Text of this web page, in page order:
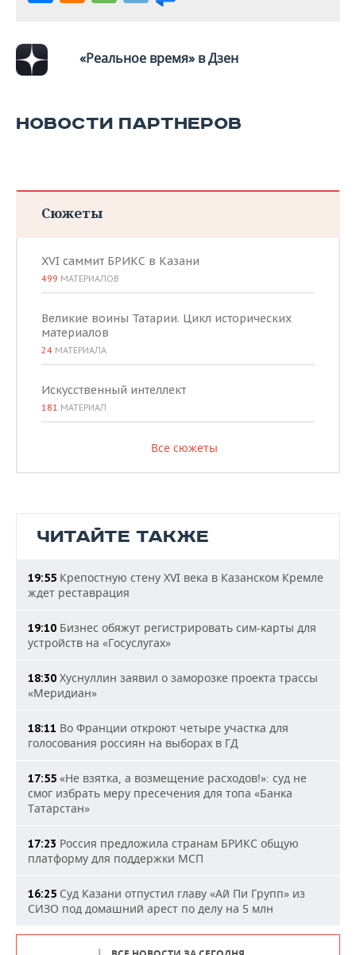
«Реальное время» в Дзен
НОВОСТИ ПАРТНЕРОВ
Сюжеты
XVI саммит БРИКС в Казани
499 МАТЕРИАЛОВ
Великие воины Татарии. Цикл исторических
материалов
24 МАТЕРИАЛА
Искусственный интеллект
181 МАТЕРИАЛ
Все сюжеты
ЧИТАЙТЕ ТАКЖЕ
19:55 Крепостную стену XVI века в Казанском Кремле
ждет реставрация
19:10 Бизнес обяжут регистрировать сим-карты для
устройств на «Госуслугах»
18:30 Хуснуллин заявил о заморозке проекта трассы
«Меридиан»
18:11 Во Франции откроют четыре участка для
голосования россиян на выборах в ГД
17:55 «Не взятка, а возмещение расходов!»: суд не
смог избрать меру пресечения для топа «Банка
Татарстан»
17:23 Россия предложила странам БРИКС общую
платформу для поддержки МСП
16:25 Суд Казани отпустил главу «Ай Пи Групп» из
СИЗО под домашний арест по делу на 5 млн